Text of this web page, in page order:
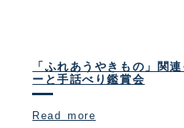
「ふれあうやきもの」関
ーと手話べり鑑賞会
Read more